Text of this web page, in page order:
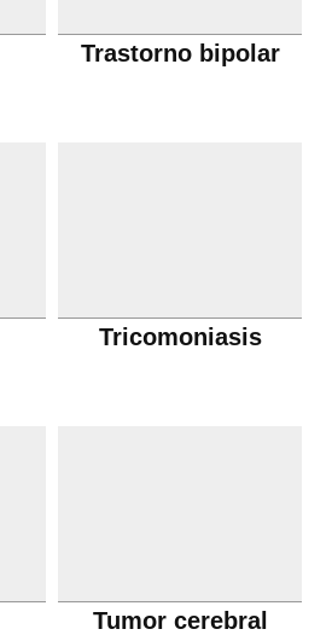
Trastorno bipolar
Tricomoniasis
Tumor cerebral